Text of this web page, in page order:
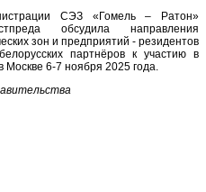
СЭЗ «Гомель – Ратон»
обсудила направления
зон и предприятий - резидентов
партнёров к участию в
6-7 ноября 2025 года.